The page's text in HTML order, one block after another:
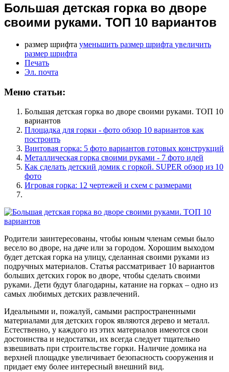
Большая детская горка во дворе
своими руками. ТОП 10 вариантов
размер шрифта уменьшить размер шрифта увеличить
размер шрифта
Печать
Эл. почта
Меню статьи:
Большая детская горка во дворе своими руками. ТОП 10
вариантов
Площадка для горки - фото обзор 10 вариантов как
построить
Винтовая горка: 5 фото вариантов готовых конструкций
Металлическая горка своими руками - 7 фото идей
Как сделать детский домик с горкой. SUPER обзор из 10
фото
Игровая горка: 12 чертежей и схем с размерами
Родители заинтересованы, чтобы юным членам семьи было
весело во дворе, на даче или за городом. Хорошим выходом
будет детская горка на улицу, сделанная своими руками из
подручных материалов. Статья рассматривает 10 вариантов
больших детских горок во дворе, чтобы сделать своими
руками. Дети будут благодарны, катание на горках – одно из
самых любимых детских развлечений.
Идеальными и, пожалуй, самыми распространенными
материалами для детских горок являются дерево и металл.
Естественно, у каждого из этих материалов имеются свои
достоинства и недостатки, их всегда следует тщательно
взвешивать при строительстве горки. Наличие домика на
верхней площадке увеличивает безопасность сооружения и
придает ему более интересный внешний вид.